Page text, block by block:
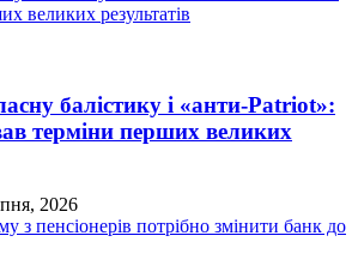
балістику і «анти-Pаtriot»:
терміни перших великих
2026